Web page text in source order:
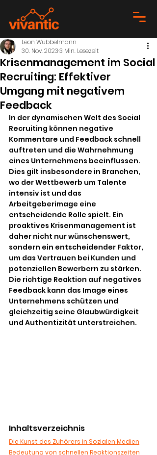
Krisenmanagement im Social
Recruiting: Effektiver
Umgang mit negativem
Feedback
Leon Wübbelmann
30. Nov. 20233 Min. Lesezeit
In der dynamischen Welt des Social
Recruiting können negative
Kommentare und Feedback schnell
auftreten und die Wahrnehmung
eines Unternehmens beeinflussen.
Dies gilt insbesondere in Branchen,
wo der Wettbewerb um Talente
intensiv ist und das
Arbeitgeberimage eine
entscheidende Rolle spielt. Ein
proaktives Krisenmanagement ist
daher nicht nur wünschenswert,
sondern ein entscheidender Faktor,
um das Vertrauen bei Kunden und
potenziellen Bewerbern zu stärken.
Die richtige Reaktion auf negatives
Feedback kann das Image eines
Unternehmens schützen und
gleichzeitig seine Glaubwürdigkeit
und Authentizität unterstreichen.
Inhaltsverzeichnis
Die Kunst des Zuhörers in Sozialen Medien
Bedeutung von schnellen Reaktionszeiten